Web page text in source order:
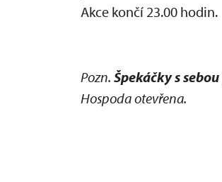
Akce končí 23.00 hodin.
Pozn. Špekáčky s sebou
Hospoda otevřena.